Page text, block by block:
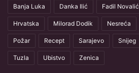
Banja Luka Danka Ilić Fadil Novalić
Hrvatska Milorad Dodik Nesreća
Požar Recept Sarajevo Snijeg
Tuzla Ubistvo Zenica